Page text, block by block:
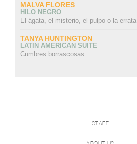
MALVA FLORES
HILO NEGRO
El ágata, el misterio, el pulpo o la errata
TANYA HUNTINGTON
LATIN AMERICAN SUITE
Cumbres borrascosas
STAFF